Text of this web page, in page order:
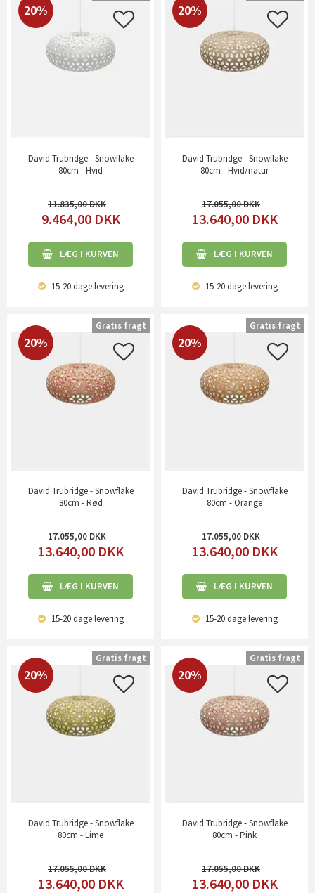
20%
David Trubridge - Snowflake
80cm - Hvid
11.835,00
9.464,00 DKK
LÆG I KURVEN
15-20 dagelevering
20%
David Trubridge - Snowflake
80cm - Hvid/natur
17.055,00
13.640,00 DKK
LÆG I KURVEN
15-20 dagelevering
20%
David Trubridge - Snowflake
80cm - Rød
17.055,00
13.640,00 DKK
LÆG I KURVEN
15-20 dagelevering
Gratis fragt
20%
David Trubridge - Snowflake
80cm - Orange
17.055,00
13.640,00 DKK
LÆG I KURVEN
15-20 dagelevering
Gratis fragt
20%
David Trubridge - Snowflake
80cm - Lime
17.055,00
13.640,00 DKK
Gratis fragt
20%
David Trubridge - Snowflake
80cm - Pink
17.055,00
13.640,00 DKK
Gratis fragt